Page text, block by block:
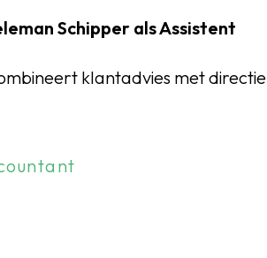
Schipper als Assistent
klantadvies met directie